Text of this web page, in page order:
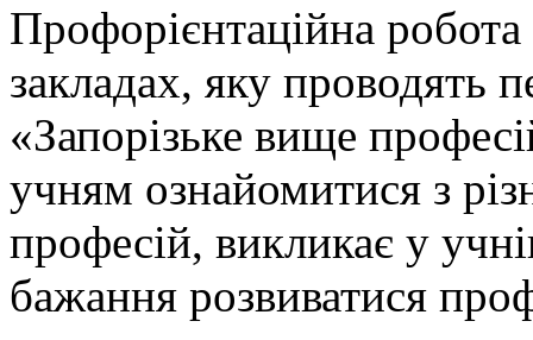
Профорієнтаційна робота
закладах, яку проводять
«Запорізьке вище
учням ознайомитися з
професій, викликає у
бажання розвиватися